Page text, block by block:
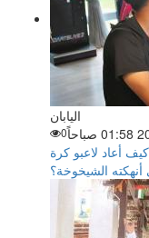
اليابان
0
أعاد لاعبو كرة
أنهكته الشيخوخة؟